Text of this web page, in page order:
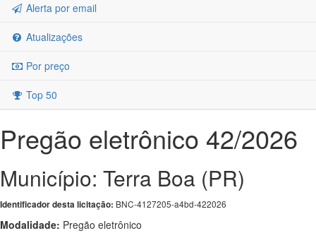
Alerta por email
Atualizações
Por preço
Top 50
Pregão eletrônico 42/2026
Município: Terra Boa (PR)
Identificador desta licitação: BNC-4127205-a4bd-422026
Modalidade: Pregão eletrônico